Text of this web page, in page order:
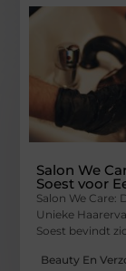
Salon We
Soest voor
Salon We Care:
Unieke
Soest bevindt
Beauty En